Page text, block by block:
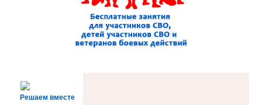
Решаем вместе